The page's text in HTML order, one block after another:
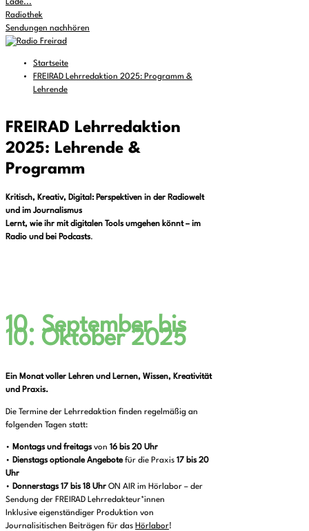
Lade...
Radiothek
Sendungen nachhören
Startseite
FREIRAD Lehrredaktion 2025: Programm &
Lehrende
FREIRAD Lehrredaktion
2025: Lehrende &
Programm
Kritisch, Kreativ, Digital: Perspektiven in der Radiowelt
und im Journalismus
Lernt, wie ihr mit digitalen Tools umgehen könnt – im
Radio und bei Podcasts.
10. September bis
10. Oktober 2025
Ein Monat voller Lehren und Lernen, Wissen, Kreativität
und Praxis.
Die Termine der Lehrredaktion finden regelmäßig an
folgenden Tagen statt:
• Montags und freitags von 16 bis 20 Uhr
• Dienstags optionale Angebotefür die Praxis 17 bis 20
Uhr
• Donnerstags 17 bis 18 Uhr ON AIR im Hörlabor – der
Sendung der FREIRAD Lehrredakteur*innen
Inklusive eigenständiger Produktion von
Journalisitischen Beiträgen für das Hörlabor!